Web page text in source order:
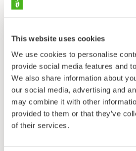
This website uses cookies
We use cookies to personalise
provide social media features and
We also share information about
our social media, advertising and
may combine it with other
provided to them or that they’ve
of their services.
lähiympäristöön ja koteloituvat
toukokuun loppupuolella).
Vielä 1980-luvulla
myös Manner-Suomessa, mutta
Ahvenanmaalla.
Katso myös: Helsingin yliopisto -
Ahvenanmaalta